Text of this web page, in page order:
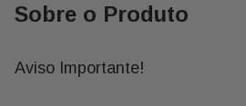
Sobre o Produto
Aviso Importante!